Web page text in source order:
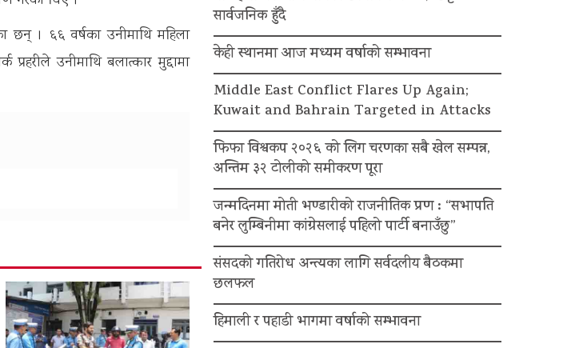
छन् । ६६ वर्षका उनीमाथि महिला
उनीमाथि बलात्कार मुद्दामा
सार्वजनिक हुँदै
केही स्थानमा आज मध्यम वर्षाको सम्भावना
Middle East Conflict Flares Up Again;
Kuwait and Bahrain Targeted in Attacks
फिफा विश्वकप २०२६ को लिग चरणका सबै खेल सम्पन्न,
अन्तिम ३२ टोलीको समीकरण पूरा
जन्मदिनमा मोती भण्डारीको राजनीतिक प्रण : “सभापति
बनेर लुम्बिनीमा कांग्रेसलाई पहिलो पार्टी बनाउँछु”
संसदको गतिरोध अन्त्यका लागि सर्वदलीय बैठकमा
छलफल
हिमाली र पहाडी भागमा वर्षाको सम्भावना